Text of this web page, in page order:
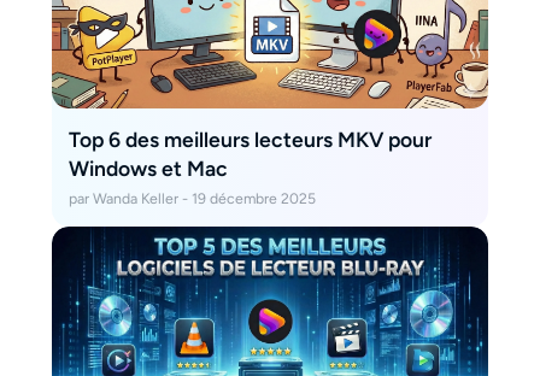
Top 6 des meilleurs lecteurs MKV pour
Windows et Mac
par Wanda Keller - 19 décembre 2025